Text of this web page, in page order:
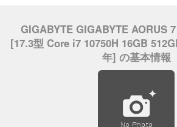
GIGABYTE GIGABYTE AORUS
[17.3型 Core i7 10750H 16GB
年] の基本情報